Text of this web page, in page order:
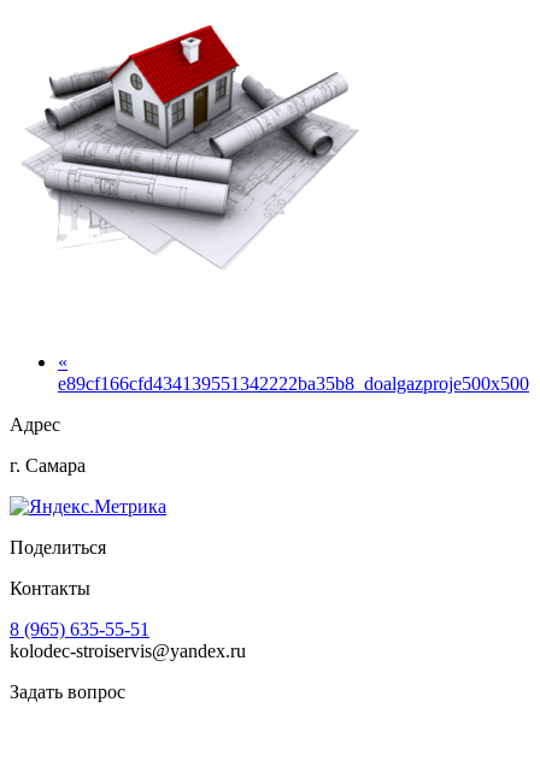
«
e89cf166cfd434139551342222ba35b8_doalgazproje500x500
Адрес
г. Самара
Поделиться
Контакты
8 (965) 635-55-51
kolodec-stroiservis@yandex.ru
Задать вопрос